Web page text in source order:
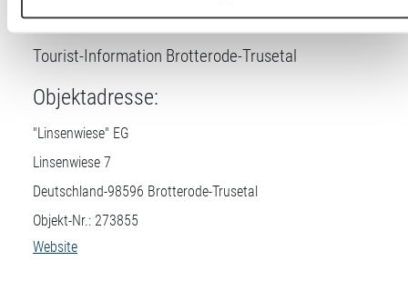
DTV-Prüfstelle:
Tourist-Information Brotterode-Trusetal
Objektadresse:
"Linsenwiese" EG
Linsenwiese 7
Deutschland-98596 Brotterode-Trusetal
Objekt-Nr.: 273855
Website